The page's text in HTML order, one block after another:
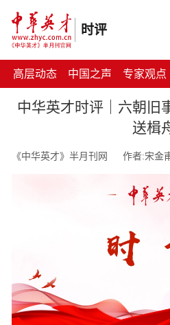
时评
高层动态 中国之声 专家观点
中华英才时评｜六朝旧
送楫
《中华英才》半月刊网 作者:宋金